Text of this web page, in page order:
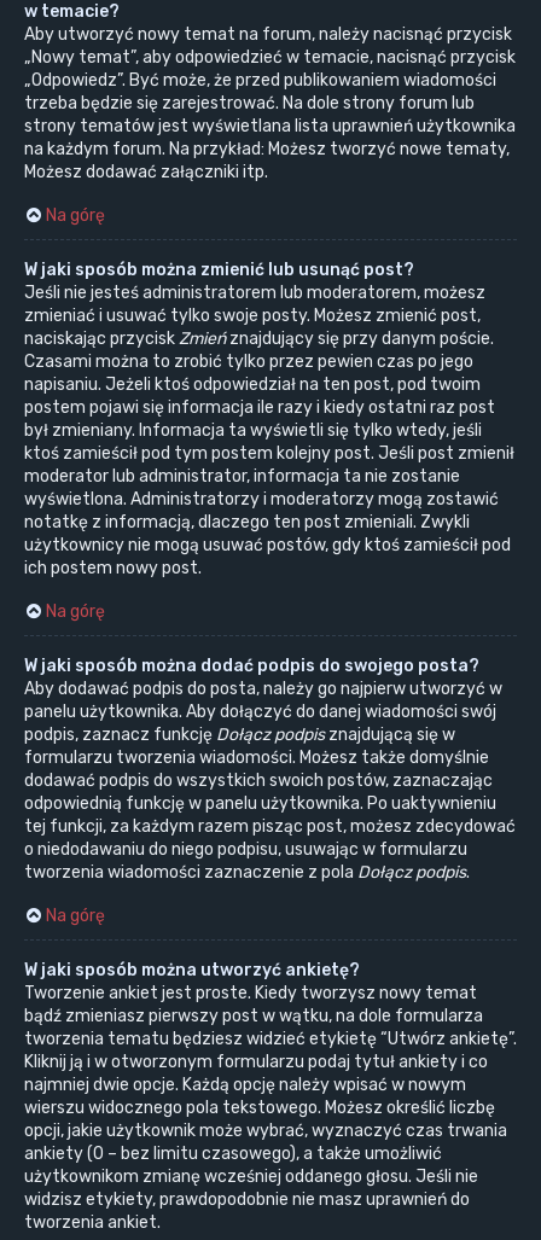
w temacie?
Aby utworzyć nowy temat na forum, należy nacisnąć przycisk
„Nowy temat”, aby odpowiedzieć w temacie, nacisnąć przycisk
„Odpowiedz”. Być może, że przed publikowaniem wiadomości
trzeba będzie się zarejestrować. Na dole strony forum lub
strony tematów jest wyświetlana lista uprawnień użytkownika
na każdym forum. Na przykład: Możesz tworzyć nowe tematy,
Możesz dodawać załączniki itp.
Na górę
W jaki sposób można zmienić lub usunąć post?
Jeśli nie jesteś administratorem lub moderatorem, możesz
zmieniać i usuwać tylko swoje posty. Możesz zmienić post,
naciskając przyciskZmieńznajdujący się przy danym poście.
Czasami można to zrobić tylko przez pewien czas po jego
napisaniu. Jeżeli ktoś odpowiedział na ten post, pod twoim
postem pojawi się informacja ile razy i kiedy ostatni raz post
był zmieniany. Informacja ta wyświetli się tylko wtedy, jeśli
ktoś zamieścił pod tym postem kolejny post. Jeśli post zmienił
moderator lub administrator, informacja ta nie zostanie
wyświetlona. Administratorzy i moderatorzy mogą zostawić
notatkę z informacją, dlaczego ten post zmieniali. Zwykli
użytkownicy nie mogą usuwać postów, gdy ktoś zamieścił pod
ich postem nowy post.
Na górę
W jaki sposób można dodać podpis do swojego posta?
Aby dodawać podpis do posta, należy go najpierw utworzyć w
panelu użytkownika. Aby dołączyć do danej wiadomości swój
podpis, zaznacz funkcję Dołącz podpisznajdującą się w
formularzu tworzenia wiadomości. Możesz także domyślnie
dodawać podpis do wszystkich swoich postów, zaznaczając
odpowiednią funkcję w panelu użytkownika. Po uaktywnieniu
tej funkcji, za każdym razem pisząc post, możesz zdecydować
o niedodawaniu do niego podpisu, usuwając w formularzu
tworzenia wiadomości zaznaczenie z pola Dołącz podpis.
Na górę
W jaki sposób można utworzyć ankietę?
Tworzenie ankiet jest proste. Kiedy tworzysz nowy temat
bądź zmieniasz pierwszy post w wątku, na dole formularza
tworzenia tematu będziesz widzieć etykietę “Utwórz ankietę”.
Kliknij ją i w otworzonym formularzu podaj tytuł ankiety i co
najmniej dwie opcje. Każdą opcję należy wpisać w nowym
wierszu widocznego pola tekstowego. Możesz określić liczbę
opcji, jakie użytkownik może wybrać, wyznaczyć czas trwania
ankiety (0 – bez limitu czasowego), a także umożliwić
użytkownikom zmianę wcześniej oddanego głosu. Jeśli nie
widzisz etykiety, prawdopodobnie nie masz uprawnień do
tworzenia ankiet.